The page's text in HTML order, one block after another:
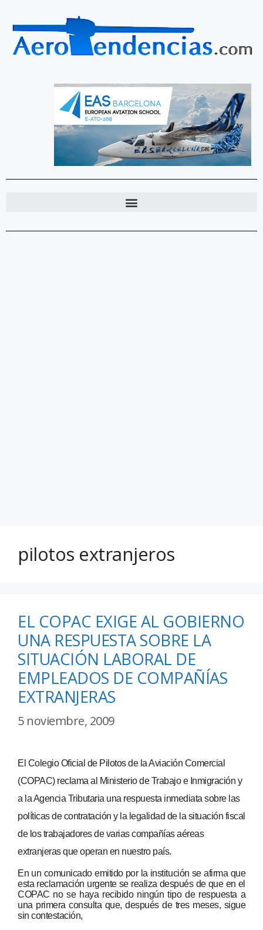
pilotos extranjeros
EL COPAC EXIGE AL GOBIERNO
UNA RESPUESTA SOBRE LA
SITUACIÓN LABORAL DE
EMPLEADOS DE COMPAÑÍAS
EXTRANJERAS
5 noviembre, 2009
El Colegio Oficial de Pilotos de la Aviación Comercial
(COPAC) reclama al Ministerio de Trabajo e Inmigración y
a la Agencia Tributaria una respuesta inmediata sobre las
políticas de contratación y la legalidad de la situación fiscal
de los trabajadores de varias compañías aéreas
extranjeras que operan en nuestro país.
En un comunicado emitido por la institución se afirma que
esta reclamación urgente se realiza después de que en el
COPAC no se haya recibido ningún tipo de respuesta a
una primera consulta que, después de tres meses, sigue
sin contestación,